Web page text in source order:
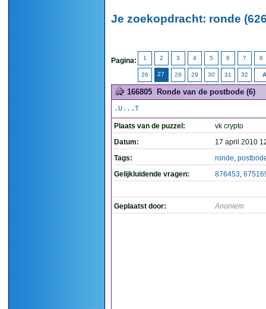
Je zoekopdracht: ronde
Pagina: 1 2 3 4 5 6 7 8
26 27 28 29 30 31 32
166805 Ronde van de postbode (6)
.U...T
Plaats van de puzzel:
vk crypto
Datum:
17 april 2010
Tags:
ronde,
Gelijkluidende vragen:
876453,
Geplaatst door: Anoniem